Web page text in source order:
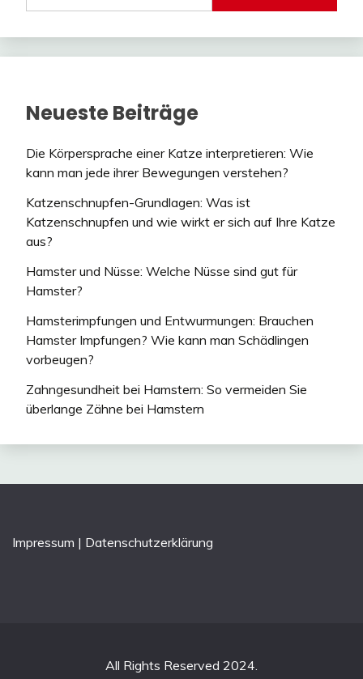
Neueste Beiträge
Die Körpersprache einer Katze interpretieren: Wie
kann man jede ihrer Bewegungen verstehen?
Katzenschnupfen-Grundlagen: Was ist
Katzenschnupfen und wie wirkt er sich auf Ihre Katze
aus?
Hamster und Nüsse: Welche Nüsse sind gut für
Hamster?
Hamsterimpfungen und Entwurmungen: Brauchen
Hamster Impfungen? Wie kann man Schädlingen
vorbeugen?
Zahngesundheit bei Hamstern: So vermeiden Sie
überlange Zähne bei Hamstern
Impressum | Datenschutzerklärung
All Rights Reserved 2024.